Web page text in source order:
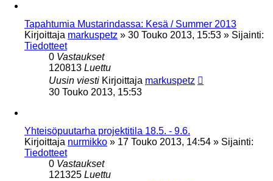
Tapahtumia Mustarindassa: Kesä / Summer 2013
Kirjoittaja markuspetz » 30 Touko 2013, 15:53 » Sijainti:
Tiedotteet
0 Vastaukset
120813 Luettu
Uusin viesti Kirjoittaja markuspetz
30 Touko 2013, 15:53
Yhteisöpuutarha projektitila 18.5. - 9.6.
Kirjoittaja nurmikko » 17 Touko 2013, 14:54 » Sijainti:
Tiedotteet
0 Vastaukset
121325 Luettu